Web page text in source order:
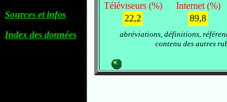
Sources et infos
Index des données
Téléviseurs (%) Internet (%)
22,2
89,8
abréviations, définitions,
contenu des autres